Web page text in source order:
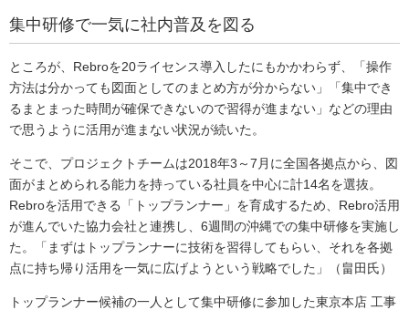
集中研修で一気に社内普及を図る
ところが、Rebroを20ライセンス導入したにもかかわらず、「操作
方法は分かっても図面としてのまとめ方が分からない」「集中でき
るまとまった時間が確保できないので習得が進まない」などの理由
で思うように活用が進まない状況が続いた。
そこで、プロジェクトチームは2018年3～7月に全国各拠点から、図
面がまとめられる能力を持っている社員を中心に計14名を選抜。
Rebroを活用できる「トップランナー」を育成するため、Rebro活用
が進んでいた協力会社と連携し、6週間の沖縄での集中研修を実施し
た。「まずはトップランナーに技術を習得してもらい、それを各拠
点に持ち帰り活用を一気に広げようという戦略でした」（畠田氏）
トップランナー候補の一人として集中研修に参加した東京本店 工事